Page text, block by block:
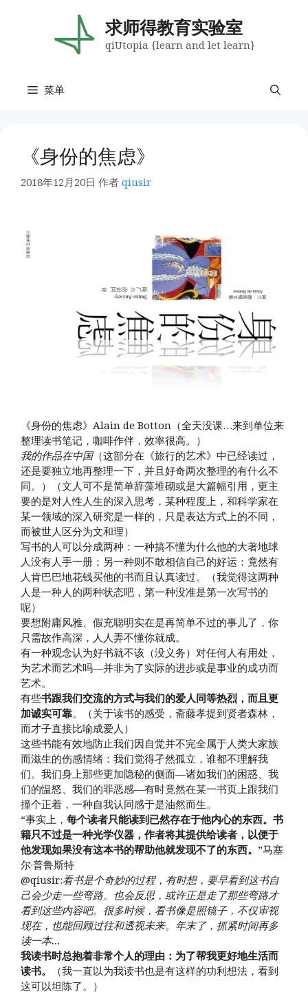
求师得教育实验室
qiUtopia {learn and let learn}
菜单
《身份的焦虑》
2018年12月20日 作者 qiusir
《身份的焦虑》Alain de Botton（全天没课…来到单位来
整理读书笔记，咖啡作伴，效率很高。）
我的作品在中国（这部分在《旅行的艺术》中已经读过，
还是要独立地再整理一下，并且好奇两次整理的有什么不
同。）（文人可不是简单辞藻堆砌或是大篇幅引用，更主
要的是对人性人生的深入思考，某种程度上，和科学家在
某一领域的深入研究是一样的，只是表达方式上的不同，
而被世人区分为文和理）
写书的人可以分成两种：一种搞不懂为什么他的大著地球
人没有人手一册；另一种则不敢相信自己的好运：竟然有
人肯巴巴地花钱买他的书而且认真读过。（我觉得这两种
人是一种人的两种状态吧，第一种没准是第一次写书的
呢）
要想附庸风雅、假充聪明实在是再简单不过的事儿了，你
只需故作高深，人人弄不懂你就成。
有一种观念认为好书就不该（没义务）对任何人有用处，
为艺术而艺术吗—并非为了实际的进步或是事业的成功而
艺术。
有些书跟我们交流的方式与我们的爱人同等热烈，而且更
加诚实可靠。（关于读书的感受，斋藤孝提到贤者森林，
而才子直接比喻成爱人）
这些书能有效地防止我们因自觉并不完全属于人类大家族
而滋生的伤感情绪：我们觉得孑然孤立，谁都不理解我
们。我们身上那些更加隐秘的侧面—诸如我们的困惑、我
们的愠怒、我们的罪恶感—有时竟然在某一书页上跟我们
撞个正着，一种自我认同感于是油然而生。
“事实上， 每个读者只能读到已然存在于他内心的东西。书
籍只不过是一种光学仪器，作者将其提供给读者，以便于
他发现如果没有这本书的帮助他就发现不了的东西。 ”马塞
尔·普鲁斯特
@qiusir:看书是个奇妙的过程，有时想，要早看到这书自
己会少走一些弯路。也会反思，或许正是走了那些弯路才
看到这些内容吧。很多时候，看书像是照镜子，不仅审视
现在，也能回顾过往和透视未来。年末了，抓紧时间再多
读一本…
我读书时总抱着非常个人的理由：为了帮我更好地生活而
读书。
（我一直以为我读书也是有这样的功利想法，看到
这可以坦陈了。）